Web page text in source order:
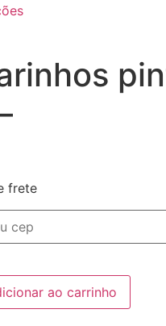
frete
ao carrinho